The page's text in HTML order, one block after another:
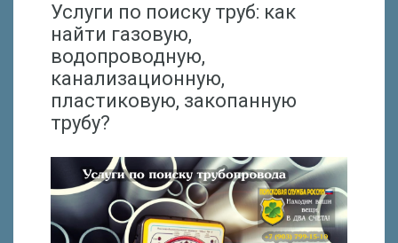
Услуги по поиску труб: как
найти газовую,
водопроводную,
канализационную,
пластиковую, закопанную
трубу?